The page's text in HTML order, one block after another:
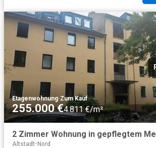
Etagenwohnung·Zum Kauf
255.000 €4.811 €/m²
Altstadt-Nord